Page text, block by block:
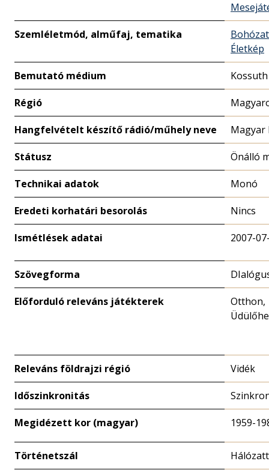
Szemléletmód, alműfaj, tematika
Bohózat
Életkép
Bemutató médium Kossuth
Régió
Hangfelvételt készítő rádió/műhely neve Magyar
Státusz Önálló
Technikai adatok Monó
Eredeti korhatári besorolás Nincs
Ismétlések adatai 2007-
Szövegforma
Előforduló releváns játékterek
Otthon,
Releváns földrajzi régió Vidék
Időszinkronitás
Megidézett kor (magyar) 1959-
Történetszál